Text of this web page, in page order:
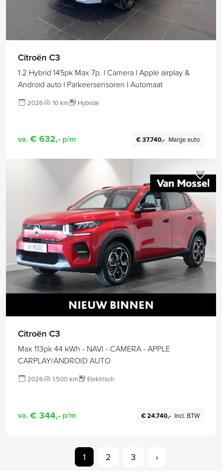
Citroën C3
1.2 Hybrid 145pk Max 7p. l Camera l Apple airplay &
Android auto l Parkeersensoren l Automaat
2026 10 km Hybride
va. € 632,- p/m € 37.740,- Marge auto
Citroën C3
Max 113pk 44 kWh - NAVI - CAMERA - APPLE
CARPLAY/ANDROID AUTO
2026 1.500 km Elektrisch
va. € 344,- p/m € 24.740,- Incl. BTW
‹ 1 2 3 ›